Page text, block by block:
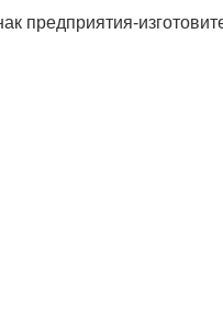
предприятия-